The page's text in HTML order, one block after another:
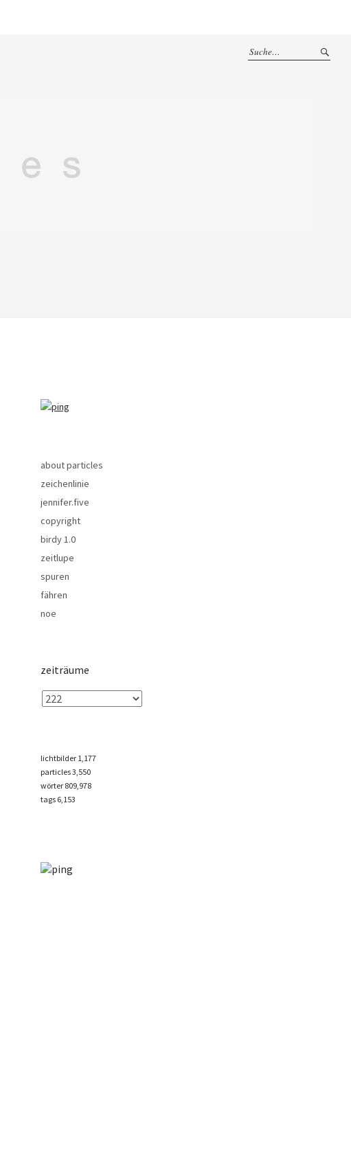
about particles
zeichenlinie
jennifer.five
copyright
birdy 1.0
zeitlupe
spuren
fähren
noe
zeiträume
lichtbilder 1,177
particles3,550
wörter 809,978
tags 6,153